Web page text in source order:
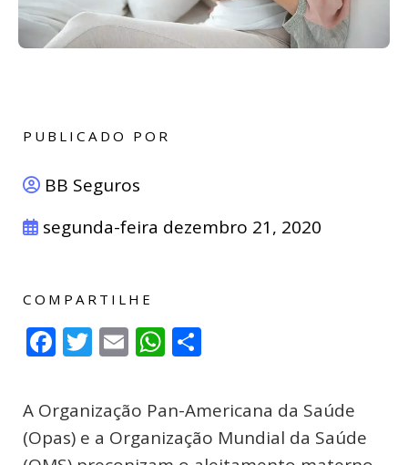
PUBLICADO POR
BB Seguros
segunda-feira dezembro 21, 2020
COMPARTILHE
Facebook
Twitter
EmailWhatsApp
A Organização Pan-Americana da Saúde
(Opas) e a Organização Mundial da Saúde